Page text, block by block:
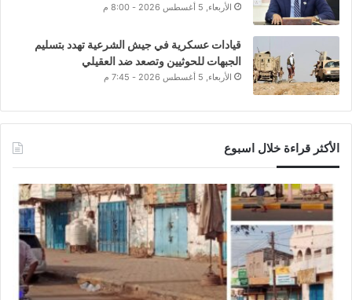
الأربعاء, 5 أغسطس 2026 - 8:00 م
قيادات عسكرية في جيش الشرعية تهدد بتسليم
الجبهات للحوثيين وتصعد ضد العقيلي
الأربعاء, 5 أغسطس 2026 - 7:45 م
الأكثر قراءة خلال اسبوع